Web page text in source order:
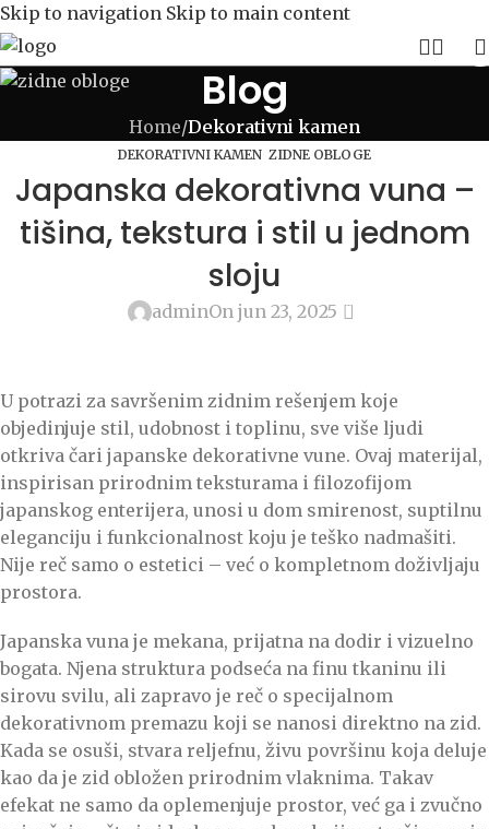
Skip to navigation Skip to main content
Blog
Home/Dekorativni kamen
DEKORATIVNI KAMEN ZIDNE OBLOGE
Japanska dekorativna vuna –
tišina, tekstura i stil u jednom
sloju
adminOn jun 23, 2025 0
U potrazi za savršenim zidnim rešenjem koje
objedinjuje stil, udobnost i toplinu, sve više ljudi
otkriva čari japanske dekorativne vune. Ovaj materijal,
inspirisan prirodnim teksturama i filozofijom
japanskog enterijera, unosi u dom smirenost, suptilnu
eleganciju i funkcionalnost koju je teško nadmašiti.
Nije reč samo o estetici – već o kompletnom doživljaju
prostora.
Japanska vuna je mekana, prijatna na dodir i vizuelno
bogata. Njena struktura podseća na finu tkaninu ili
sirovu svilu, ali zapravo je reč o specijalnom
dekorativnom premazu koji se nanosi direktno na zid.
Kada se osuši, stvara reljefnu, živu površinu koja deluje
kao da je zid obložen prirodnim vlaknima. Takav
efekat ne samo da oplemenjuje prostor, već ga i zvučno